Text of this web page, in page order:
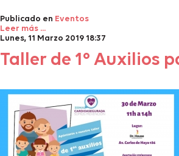
Publicado en Eventos
Leer más ...
Lunes, 11 Marzo 2019 18:37
Taller de 1º Auxilios